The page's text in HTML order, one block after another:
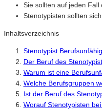
Sie sollten auf jeden
Stenotypisten sollten
Inhaltsverzeichnis
Stenotypist
Der Beruf des
Warum ist eine
Welche Berufsgruppen
Ist der Beruf des
Worauf Stenotypisten